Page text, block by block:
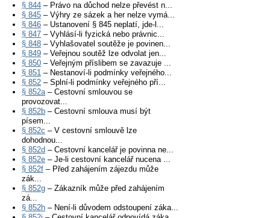
§ 844 – Právo na důchod nelze převést n...
§ 845 – Výhry ze sázek a her nelze vymá...
§ 846 – Ustanovení § 845 neplatí, jde-l...
§ 847 – Vyhlásí-li fyzická nebo právnic...
§ 848 – Vyhlašovatel soutěže je povinen...
§ 849 – Veřejnou soutěž lze odvolat jen...
§ 850 – Veřejným příslibem se zavazuje ...
§ 851 – Nestanoví-li podmínky veřejného...
§ 852 – Splní-li podmínky veřejného pří...
§ 852a– Cestovní smlouvou se
provozovat...
§ 852b – Cestovní smlouva musí být
písem...
§ 852c – V cestovní smlouvě lze
dohodnou...
§ 852d – Cestovní kancelář je povinna ne...
§ 852e – Je-li cestovní kancelář nucena ...
§ 852f – Před zahájením zájezdu může
zák...
§ 852g – Zákazník může před zahájením
zá...
§ 852h – Není-li důvodem odstoupení záka...